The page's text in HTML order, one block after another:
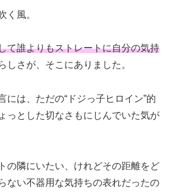
く風。
て誰よりもストレートに自分の気持
しさが、そこにありました。
には、ただの“ドジっ子ヒロイン”的
っとした切なさもにじんでいた気が
の隣にいたい、けれどその距離をど
ない不器用な気持ちの表れだったの